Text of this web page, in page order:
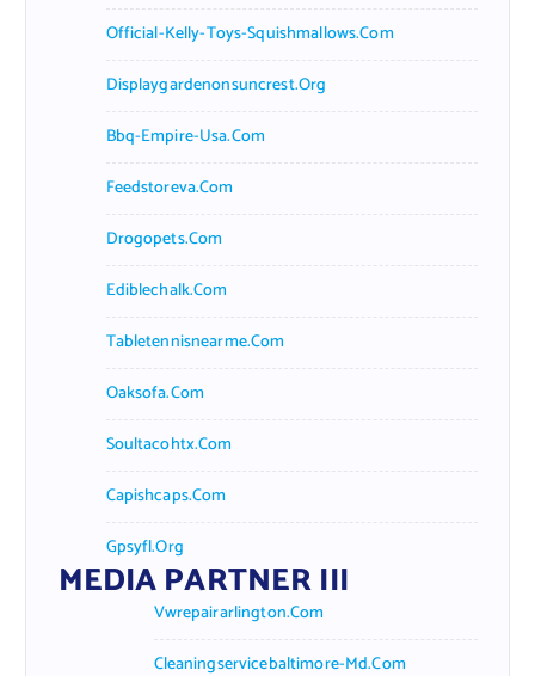
Official-Kelly-Toys-Squishmallows.com
Displaygardenonsuncrest.org
Bbq-Empire-Usa.com
Feedstoreva.com
Drogopets.com
Ediblechalk.com
Tabletennisnearme.com
Oaksofa.com
Soultacohtx.com
Capishcaps.com
Gpsyfl.org
MEDIA PARTNER III
Vwrepairarlington.com
Cleaningservicebaltimore-Md.com